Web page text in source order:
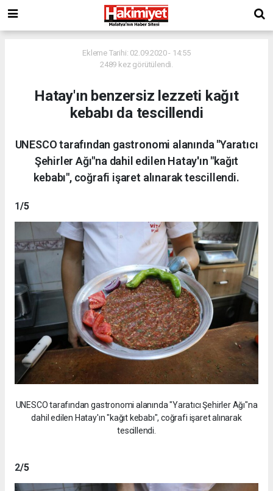
Ekleme Tarihi: 02.09.2020 - 14:55
2489 kez görütülendi.
Hatay'ın benzersiz lezzeti kağıt
kebabı da tescillendi
UNESCO tarafından gastronomi alanında "Yaratıcı
Şehirler Ağı"na dahil edilen Hatay'ın "kağıt
kebabı", coğrafi işaret alınarak tescillendi.
1/5
UNESCO tarafından gastronomi alanında "Yaratıcı Şehirler Ağı"na
dahil edilen Hatay'ın "kağıt kebabı", coğrafi işaret alınarak
tescillendi.
2/5